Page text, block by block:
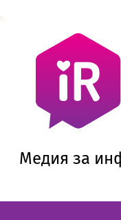
Медия за